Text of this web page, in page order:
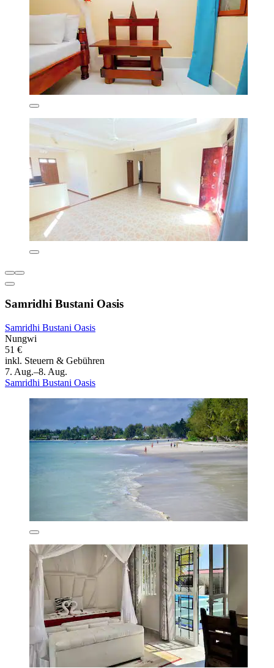
Samridhi Bustani Oasis
Samridhi Bustani Oasis
Nungwi
51 €
inkl. Steuern & Gebühren
7. Aug.–8. Aug.
Samridhi Bustani Oasis